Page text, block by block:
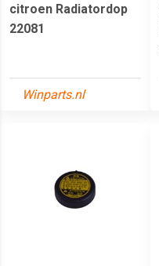
citroen Radiatordop
22081
Winparts.nl